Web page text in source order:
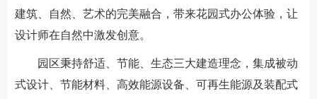
建筑、自然、艺术的完美融合，带来花园式办公体验，让
设计师在自然中激发创意。
园区秉持舒适、节能、生态三大建造理念，集成被动
式设计、节能材料、高效能源设备、可再生能源及装配式